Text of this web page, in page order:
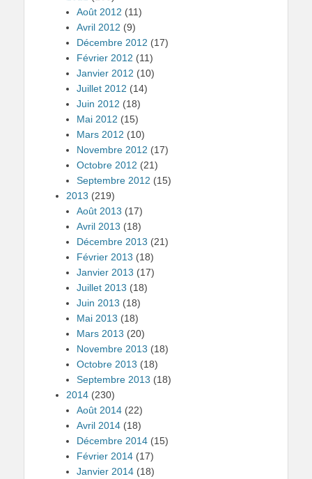
Août 2012 (11)
Avril 2012 (9)
Décembre 2012 (17)
Février 2012 (11)
Janvier 2012 (10)
Juillet 2012 (14)
Juin 2012 (18)
Mai 2012 (15)
Mars 2012 (10)
Novembre 2012 (17)
Octobre 2012 (21)
Septembre 2012 (15)
2013 (219)
Août 2013 (17)
Avril 2013 (18)
Décembre 2013 (21)
Février 2013 (18)
Janvier 2013 (17)
Juillet 2013 (18)
Juin 2013 (18)
Mai 2013 (18)
Mars 2013 (20)
Novembre 2013 (18)
Octobre 2013 (18)
Septembre 2013 (18)
2014 (230)
Août 2014 (22)
Avril 2014 (18)
Décembre 2014 (15)
Février 2014 (17)
Janvier 2014 (18)